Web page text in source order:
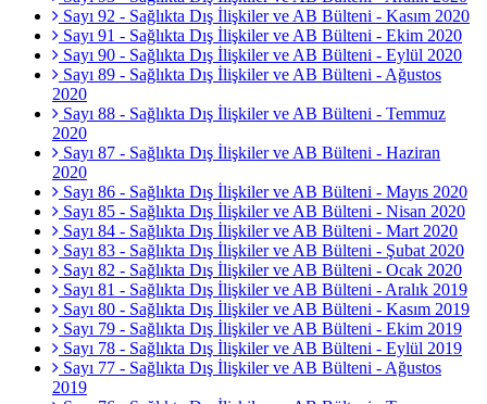
Sayı 92 - Sağlıkta Dış İlişkiler ve AB Bülteni - Kasım 2020
Sayı 91 - Sağlıkta Dış İlişkiler ve AB Bülteni - Ekim 2020
Sayı 90 - Sağlıkta Dış İlişkiler ve AB Bülteni - Eylül 2020
Sayı 89 - Sağlıkta Dış İlişkiler ve AB Bülteni - Ağustos
2020
Sayı 88 - Sağlıkta Dış İlişkiler ve AB Bülteni - Temmuz
2020
Sayı 87 - Sağlıkta Dış İlişkiler ve AB Bülteni - Haziran
2020
Sayı 86 - Sağlıkta Dış İlişkiler ve AB Bülteni - Mayıs 2020
Sayı 85 - Sağlıkta Dış İlişkiler ve AB Bülteni - Nisan 2020
Sayı 84 - Sağlıkta Dış İlişkiler ve AB Bülteni - Mart 2020
Sayı 83 - Sağlıkta Dış İlişkiler ve AB Bülteni - Şubat 2020
Sayı 82 - Sağlıkta Dış İlişkiler ve AB Bülteni - Ocak 2020
Sayı 81 - Sağlıkta Dış İlişkiler ve AB Bülteni - Aralık 2019
Sayı 80 - Sağlıkta Dış İlişkiler ve AB Bülteni - Kasım 2019
Sayı 79 - Sağlıkta Dış İlişkiler ve AB Bülteni - Ekim 2019
Sayı 78 - Sağlıkta Dış İlişkiler ve AB Bülteni - Eylül 2019
Sayı 77 - Sağlıkta Dış İlişkiler ve AB Bülteni - Ağustos
2019